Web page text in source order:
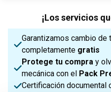
¡Los servicios
Garantizamos cambio de
completamente gratis
Protege tu compra y
mecánica con el Pack
Certificación documental